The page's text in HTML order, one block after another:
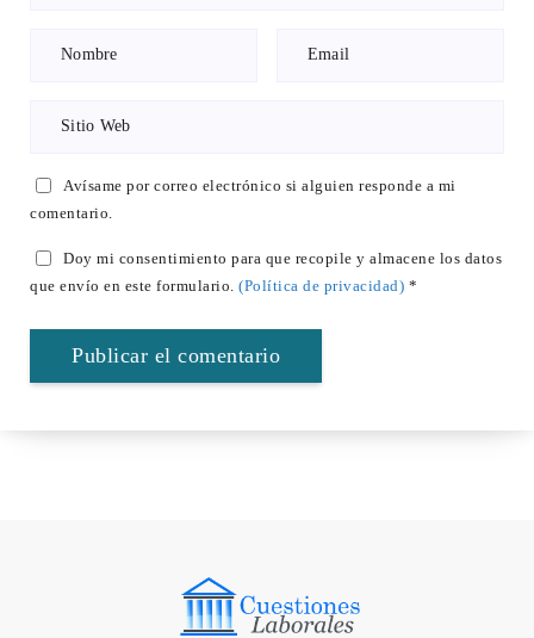
Avísame por correo electrónico si alguien responde a mi
comentario.
Doy mi consentimiento para que recopile y almacene los datos
que envío en este formulario. (Política de privacidad) *